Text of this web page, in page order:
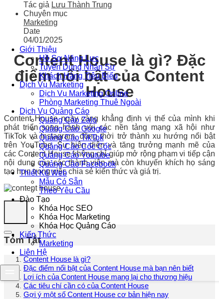
Giới Thiệu
Hồ Sơ Năng Lực
Tuyển Dụng Nhân Sự
Khách Hàng Tiêu Biểu
Dịch Vụ Marketing
Dịch Vụ Marketing Online
Phòng Marketing Thuê Ngoài
Dịch Vụ Quảng Cáo
Quảng Cáo Zalo
Quảng Cáo Google
Quảng Cáo TikTok
Quảng Cáo Cốc Cốc
Quảng Cáo Youtube
Quảng Cáo Facebook
Thiết Kế Web
Mẫu Có Sẵn
Theo Yêu Cầu
Đào Tạo
Khóa Học SEO
Khóa Học Marketing
Khóa Học Quảng Cáo
Kiến Thức
Marketing
Liên Hệ
Tác giả Lưu Thành Trung
Chuyên mục
Marketing
Date
04/01/2025
Content House là gì? Đặc
điểm nổi bật của Content
House
Content House ngày càng khẳng định vị thế của mình khi
phát triển song hành với các nền tảng mạng xã hội như
TikTok và Instagram, đồng thời trở thành xu hướng nổi bật
trên YouTube. Sự hiện diện và tăng trưởng mạnh mẽ của
các Content House không chỉ giúp mở rộng phạm vi tiếp cận
nội dung của các thành viên mà còn khuyến khích họ sáng
tạo hơn trong việc chia sẻ kiến thức và giá trị.
Tóm Tắt
Content House là gì?
Đặc điểm nổi bật của Content House mà bạn nên biết
Lợi ích của Content House mang lại cho thương hiệu
Các tiêu chí cần có của Content House
Gợi ý một số Content House cơ bản hiện nay